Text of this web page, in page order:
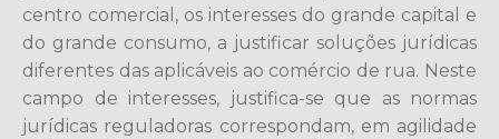
centro comercial, os interesses do grande capital e
do grande consumo, a justificar soluções jurídicas
diferentes das aplicáveis ao comércio de rua. Neste
campo de interesses, justifica-se que as normas
jurídicas reguladoras correspondam, em agilidade